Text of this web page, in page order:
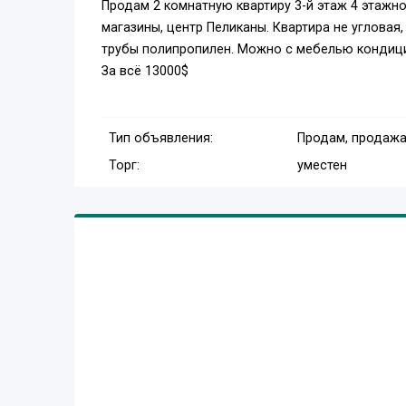
Продам 2 комнатную квартиру 3-й этаж 4
магазины, центр Пеликаны. Квартира не
трубы полипропилен. Можно с мебелью
За всё 13000$
Тип объявления:
Продам,
Торг:
уместен